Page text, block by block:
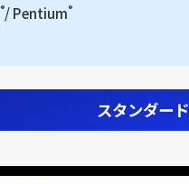
®/ Pentium®
スタンダード